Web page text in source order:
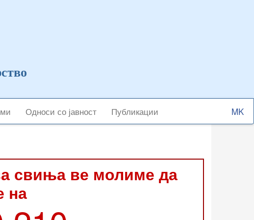
Односи со јавност Публикации
Select
your
свиња ве молиме да
на